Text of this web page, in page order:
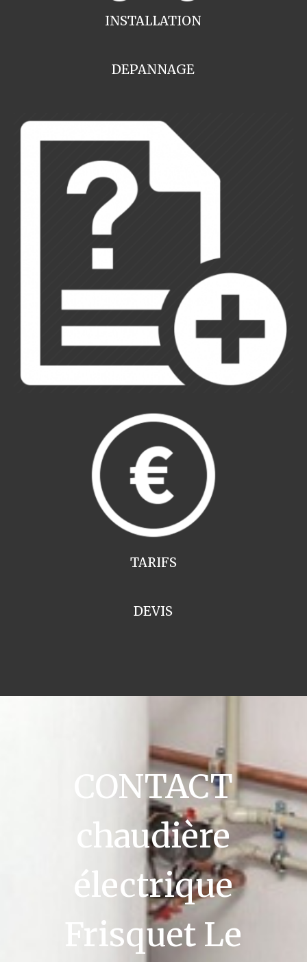
INSTALLATION
DEPANNAGE
TARIFS
DEVIS
CONTACT
chaudière
électrique
Frisquet Le